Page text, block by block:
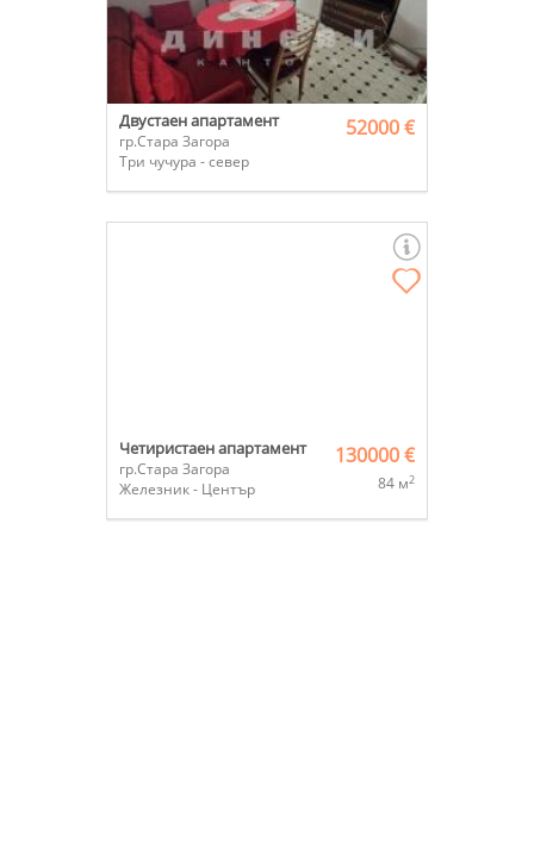
Двустаен апартамент
гр.Стара Загора
Три чучура - север
52000 €
Четиристаен апартамент
гр.Стара Загора
Железник - Център
130000 €
84 м2